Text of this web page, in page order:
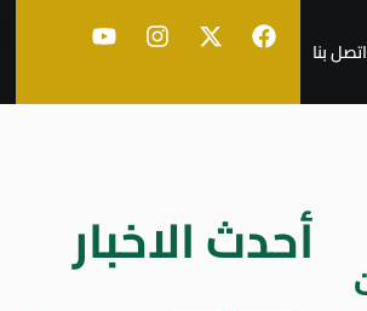
اتصل بنا
أحدث الاخبار